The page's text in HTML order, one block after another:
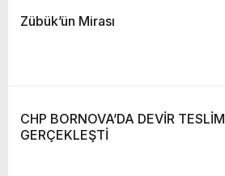
Zübük’ün Mirası
CHP BORNOVA’DA DEVİR TESLİM
GERÇEKLEŞTİ